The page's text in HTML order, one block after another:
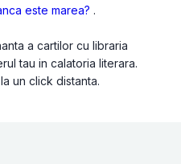
este marea? .
a cartilor cu libraria
tau in calatoria literara.
un click distanta.